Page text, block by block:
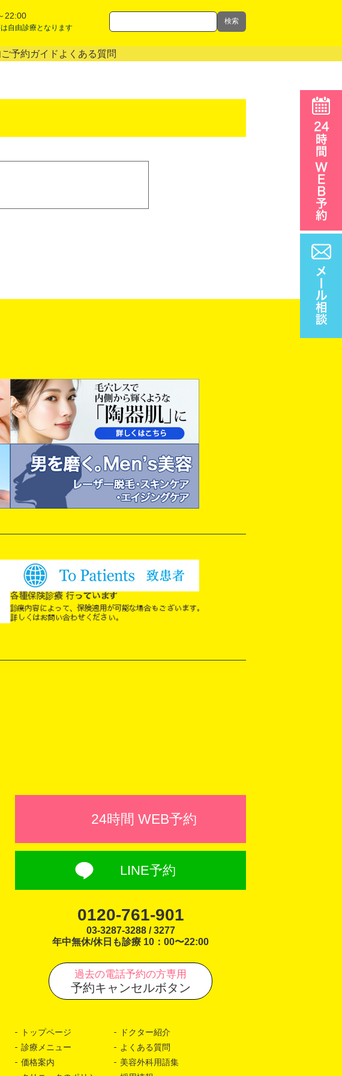
22:00
自由診療となります
検索
ご予約ガイド よくある質問
24時間 WEB予約
LINE予約
0120-761-901
03-3287-3288 / 3277
年中無休/休日も診療 10：00〜22:00
過去の電話予約の方専用
予約キャンセルボタン
トップページ
ドクター紹介
診療メニュー
よくある質問
価格案内
美容外科用語集